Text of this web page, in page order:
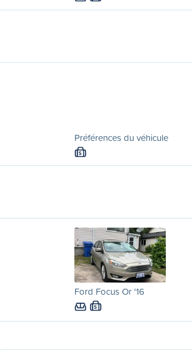
Préférences du véhicule
S
Ford Focus Or '16
S